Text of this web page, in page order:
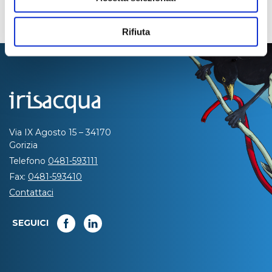
Rifiuta
Via IX Agosto 15 – 34170
Gorizia
Telefono 0481-593111
Fax: 0481-593410
Contattaci
SEGUICI